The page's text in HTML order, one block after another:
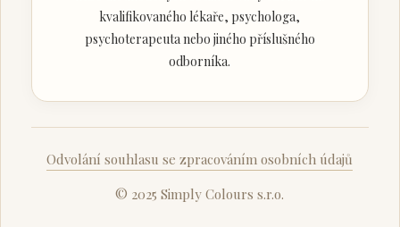
kvalifikovaného lékaře, psychologa,
psychoterapeuta nebo jiného příslušného
odborníka.
Odvolání souhlasu se zpracováním osobních údajů
© 2025 Simply Colours s.r.o.